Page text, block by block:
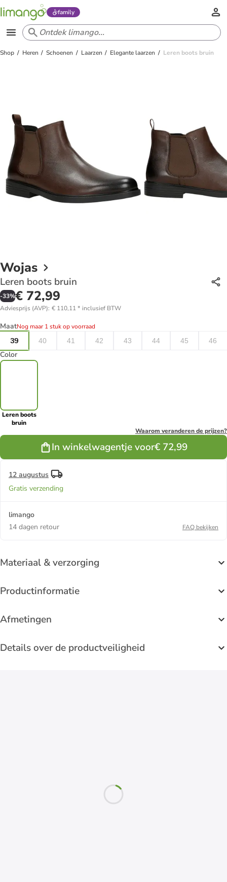
family
Shop Heren Schoenen Laarzen Elegante laarzen Leren boots bruin
Wojas
Leren boots bruin
-33%€ 72,99
Adviesprijs (AVP): € 110,11* inclusief BTW
MaatNog maar 1 stuk op voorraad
39
40 41 42 43 44 45 46
Color
Leren boots
bruin
Waarom veranderen de prijzen?
In winkelwagentje voor€ 72,99
12 augustus
Gratis verzending
limango
14 dagen retour
FAQ bekijken
Materiaal & verzorging
Productinformatie
Afmetingen
Details over de productveiligheid